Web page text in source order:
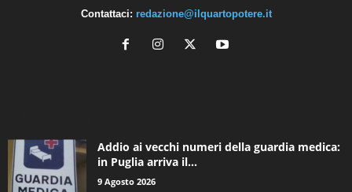
Contattaci: redazione@ilquartopotere.it
Addio ai vecchi numeri della guardia medica:
in Puglia arriva il...
9 Agosto 2026